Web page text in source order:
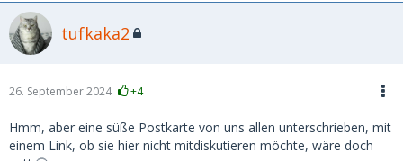
tufkaka2
26. September 2024 +4
Hmm, aber eine süße Postkarte von uns allen unterschrieben, mit
einem Link, ob sie hier nicht mitdiskutieren möchte, wäre doch